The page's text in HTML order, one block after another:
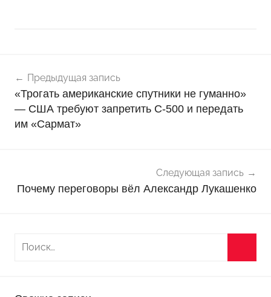
о
в
о
с
по
записям
Предыдущая запись
«Трогать американские спутники не гуманно»
— США требуют запретить С-500 и передать
им «Сармат»
Следующая запись
Почему переговоры вёл Александр Лукашенко